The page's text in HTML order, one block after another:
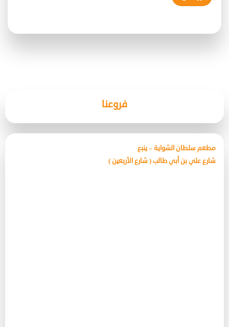
فروعنا
مطعم سلطان الشواية – ينبع
شارع علي بن أبي طالب ( شارع الأربعين )